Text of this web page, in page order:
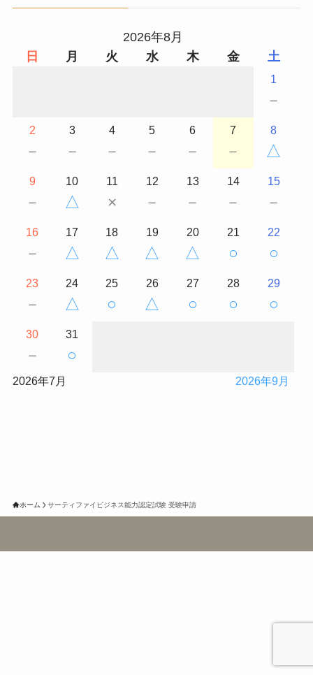
2026年8月
日
月 火 水 木 金 土
1
－
2
－
3
－
4
－
5
－
6
－
7
－
8
△
9
－
10
△
11
×
12
－
13
－
14
－
15
－
16
－
17
△
18
△
19
△
20
△
21
○
22
○
23
－
24
△
25
○
26
△
27
○
28
○
29
○
30
－
31
○
2026年7月 2026年9月
ホーム サーティファイビジネス能力認定試験 受験申請